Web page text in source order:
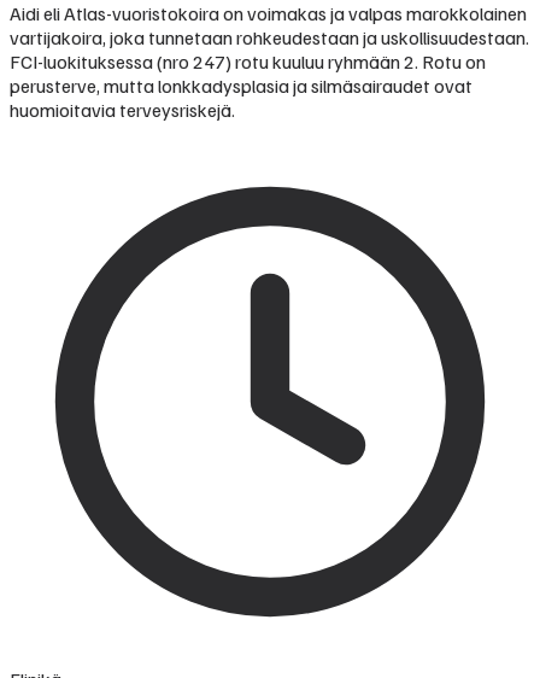
Aidi eli Atlas-vuoristokoira on voimakas ja valpas marokkolainen
vartijakoira, joka tunnetaan rohkeudestaan ja uskollisuudestaan.
FCI-luokituksessa (nro 247) rotu kuuluu ryhmään 2. Rotu on
perusterve, mutta lonkkadysplasia ja silmäsairaudet ovat
huomioitavia terveysriskejä.